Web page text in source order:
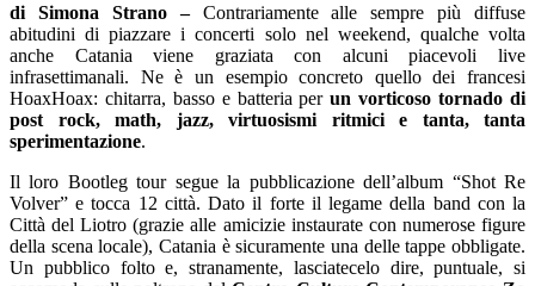
di Simona Strano –Contrariamente alle sempre più diffuse
abitudini di piazzare i concerti solo nel weekend, qualche volta
anche Catania viene graziata con alcuni piacevoli live
infrasettimanali. Ne è un esempio concreto quello dei francesi
HoaxHoax: chitarra, basso e batteria perun vorticoso tornado di
post rock, math, jazz, virtuosismi ritmici e tanta, tanta
sperimentazione.
Il loro Bootleg tour segue la pubblicazione dell’album “Shot Re
Volver” e tocca 12 città. Dato il forte il legame della band con la
Città del Liotro (grazie alle amicizie instaurate con numerose figure
della scena locale), Catania è sicuramente una delle tappe obbligate.
Un pubblico folto e, stranamente, lasciatecelo dire, puntuale, si